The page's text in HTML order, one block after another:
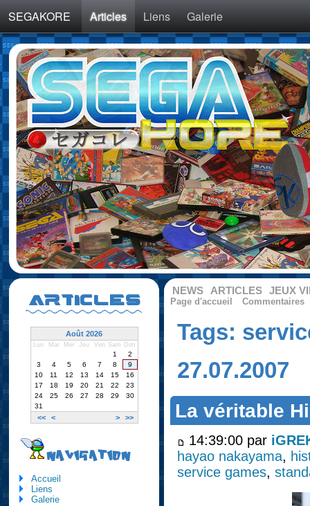
SEGAKORE Articles Liens Galerie
NEWS ARTICLES JEUX
Page d'accueil Commentaires
Tags:
27.07.2007
La véritable
14:39:00 par
hayao nakayama,
service games,
ARTICLES
Août 2026
Lun Mar Mer Jeu Ven Sam Dim
<< < > >>
1
2
3
4 5 6 7 8
9
10
11 12 13 14 15
16
17
18 19 20 21 22
23
24
25 26 27 28 29
30
31
NAVIGATION
Accueil
Liens
Galerie